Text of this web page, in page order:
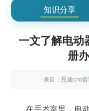
知识分享
一文了解电动
册
来自：思途cro
在手术室里，电